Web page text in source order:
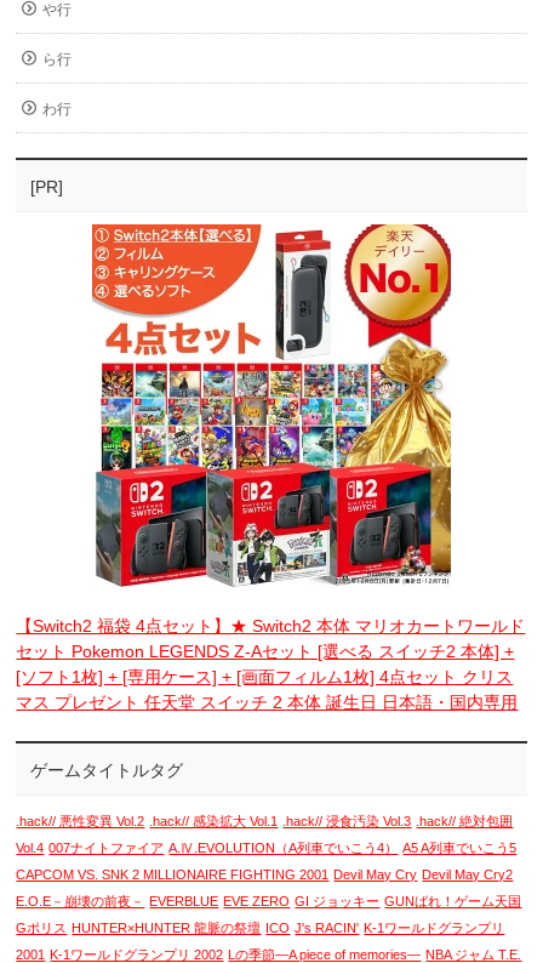
や行
ら行
わ行
[PR]
【Switch2 福袋 4点セット】★ Switch2 本体 マリオカートワールド
セット Pokemon LEGENDS Z-Aセット [選べる スイッチ2 本体] +
[ソフト1枚] + [専用ケース] + [画面フィルム1枚] 4点セット クリス
マス プレゼント 任天堂 スイッチ 2 本体 誕生日 日本語・国内専用
ゲームタイトルタグ
.hack// 悪性変異 Vol.2 .hack// 感染拡大 Vol.1 .hack// 浸食汚染 Vol.3 .hack// 絶対包囲
Vol.4 007ナイトファイア A.Ⅳ.EVOLUTION（A列車でいこう4）
A5 A列車でいこう5
CAPCOM VS. SNK 2 MILLIONAIRE FIGHTING 2001 Devil May Cry Devil May Cry2
E.O.E－崩壊の前夜－
EVERBLUE EVE ZERO GI ジョッキー GUNばれ！ゲーム天国
Gポリス HUNTER×HUNTER 龍脈の祭壇 ICO J's RACIN' K-1ワールドグランプリ
2001 K-1ワールドグランプリ 2002 Lの季節―A piece of memories― NBA ジャム T.E.